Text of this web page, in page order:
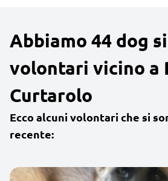
Abbiamo 44 dog
volontari vicino a
Curtarolo
Ecco alcuni volontari che si
recente: